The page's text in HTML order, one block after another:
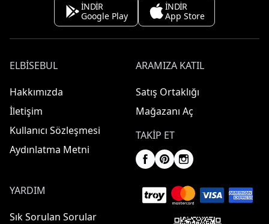
İNDİR
Google Play
İNDİR
App Store
ELBISEBUL
Hakkımızda
İletişim
Kullanıcı Sözleşmesi
Aydınlatma Metni
ARAMIZA KATIL
Satış Ortaklığı
Mağazanı Aç
TAKIP ET
YARDIM
Sık Sorulan Sorular